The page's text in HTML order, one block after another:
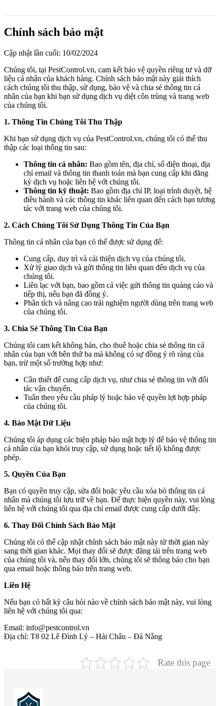
Chính sách bảo mật
Cập nhật lần cuối: 10/02/2024
Chúng tôi, tại PestControl.vn, cam kết bảo vệ quyền riêng tư và dữ
liệu cá nhân của khách hàng. Chính sách bảo mật này giải thích
cách chúng tôi thu thập, sử dụng, bảo vệ và chia sẻ thông tin cá
nhân của bạn khi bạn sử dụng dịch vụ diệt côn trùng và trang web
của chúng tôi.
1. Thông Tin Chúng Tôi Thu Thập
Khi bạn sử dụng dịch vụ của PestControl.vn, chúng tôi có thể thu
thập các loại thông tin sau:
Thông tin cá nhân: Bao gồm tên, địa chỉ, số điện thoại, địa
chỉ email và thông tin thanh toán mà bạn cung cấp khi đăng
ký dịch vụ hoặc liên hệ với chúng tôi.
Thông tin kỹ thuật: Bao gồm địa chỉ IP, loại trình duyệt, hệ
điều hành và các thông tin khác liên quan đến cách bạn tương
tác với trang web của chúng tôi.
2. Cách Chúng Tôi Sử Dụng Thông Tin Của Bạn
Thông tin cá nhân của bạn có thể được sử dụng để:
Cung cấp, duy trì và cải thiện dịch vụ của chúng tôi.
Xử lý giao dịch và gửi thông tin liên quan đến dịch vụ của
chúng tôi.
Liên lạc với bạn, bao gồm cả việc gửi thông tin quảng cáo và
tiếp thị, nếu bạn đã đồng ý.
Phân tích và nâng cao trải nghiệm người dùng trên trang web
của chúng tôi.
3. Chia Sẻ Thông Tin Của Bạn
Chúng tôi cam kết không bán, cho thuê hoặc chia sẻ thông tin cá
nhân của bạn với bên thứ ba mà không có sự đồng ý rõ ràng của
bạn, trừ một số trường hợp như:
Cần thiết để cung cấp dịch vụ, như chia sẻ thông tin với đối
tác vận chuyển.
Tuân theo yêu cầu pháp lý hoặc bảo vệ quyền lợi hợp pháp
của chúng tôi.
4. Bảo Mật Dữ Liệu
Chúng tôi áp dụng các biện pháp bảo mật hợp lý để bảo vệ thông tin
cá nhân của bạn khỏi truy cập, sử dụng hoặc tiết lộ không được
phép.
5. Quyền Của Bạn
Bạn có quyền truy cập, sửa đổi hoặc yêu cầu xóa bỏ thông tin cá
nhân mà chúng tôi lưu trữ về bạn. Để thực hiện quyền này, vui lòng
liên hệ với chúng tôi qua địa chỉ email được cung cấp dưới đây.
6. Thay Đổi Chính Sách Bảo Mật
Chúng tôi có thể cập nhật chính sách bảo mật này từ thời gian này
sang thời gian khác. Mọi thay đổi sẽ được đăng tải trên trang web
của chúng tôi và, nếu thay đổi lớn, chúng tôi sẽ thông báo cho bạn
qua email hoặc thông báo trên trang web.
Liên Hệ
Nếu bạn có bất kỳ câu hỏi nào về chính sách bảo mật này, vui lòng
liên hệ với chúng tôi qua:
Email: info@pestcontrol.vn
Địa chỉ: T8 02 Lê Đình Lý – Hải Châu – Đà Nẵng
Rate this page